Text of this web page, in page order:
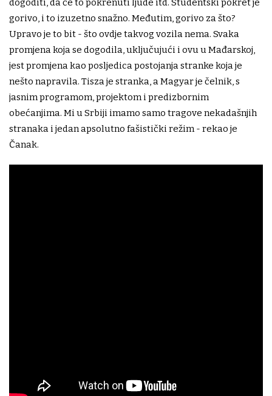
dogoditi, da će to pokrenuti ljude itd. Studentski pokret je
gorivo, i to izuzetno snažno. Međutim, gorivo za što?
Upravo je to bit - što ovdje takvog vozila nema. Svaka
promjena koja se dogodila, uključujući i ovu u Mađarskoj,
jest promjena kao posljedica postojanja stranke koja je
nešto napravila. Tisza je stranka, a Magyar je čelnik, s
jasnim programom, projektom i predizbornim
obećanjima. Mi u Srbiji imamo samo tragove nekadašnjih
stranaka i jedan apsolutno fašistički režim - rekao je
Čanak.